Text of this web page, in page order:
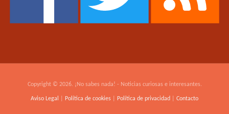
Copyright © 2026. ¡No sabes nada! - Noticias curiosas e interesantes.
Aviso Legal Política de cookies Política de privacidad Contacto